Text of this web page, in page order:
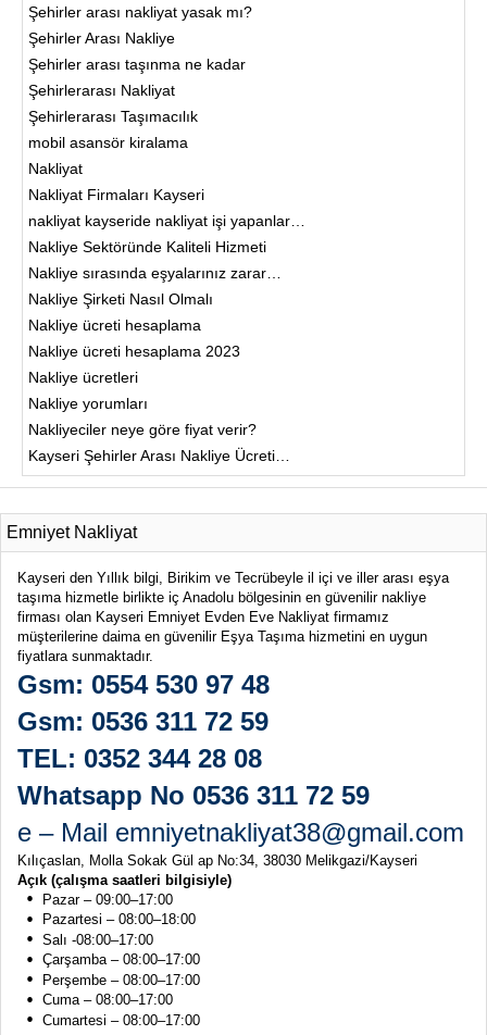
Şehirler arası nakliyat yasak mı?
Şehirler Arası Nakliye
Şehirler arası taşınma ne kadar
Şehirlerarası Nakliyat
Şehirlerarası Taşımacılık
mobil asansör kiralama
Nakliyat
Nakliyat Firmaları Kayseri
nakliyat kayseride nakliyat işi yapanlar…
Nakliye Sektöründe Kaliteli Hizmeti
Nakliye sırasında eşyalarınız zarar…
Nakliye Şirketi Nasıl Olmalı
Nakliye ücreti hesaplama
Nakliye ücreti hesaplama 2023
Nakliye ücretleri
Nakliye yorumları
Nakliyeciler neye göre fiyat verir?
Kayseri Şehirler Arası Nakliye Ücreti…
Emniyet Nakliyat
Kayseri den Yıllık bilgi, Birikim ve Tecrübeyle il içi ve iller arası eşya
taşıma hizmetle birlikte iç Anadolu bölgesinin en güvenilir nakliye
firması olan Kayseri Emniyet Evden Eve Nakliyat firmamız
müşterilerine daima en güvenilir Eşya Taşıma hizmetini en uygun
fiyatlara sunmaktadır.
Gsm: 0554 530 97 48
Gsm: 0536 311 72 59
TEL: 0352 344 28 08
Whatsapp No 0536 311 72 59
e – Mail emniyetnakliyat38@gmail.com
Kılıçaslan, Molla Sokak Gül ap No:34, 38030 Melikgazi/Kayseri
Açık (çalışma saatleri bilgisiyle)
Pazar – 09:00–17:00
Pazartesi – 08:00–18:00
Salı -08:00–17:00
Çarşamba – 08:00–17:00
Perşembe – 08:00–17:00
Cuma – 08:00–17:00
Cumartesi – 08:00–17:00